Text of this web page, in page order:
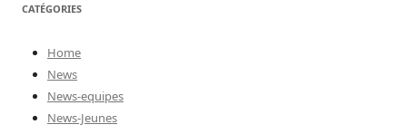
CATÉGORIES
Home
News
News-equipes
News-Jeunes